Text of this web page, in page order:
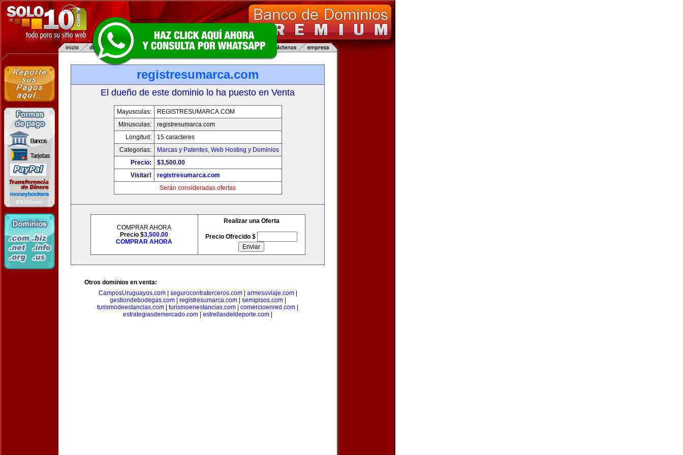
registresumarca.com
El dueño de este dominio lo ha puesto en Venta
Mayusculas:
REGISTRESUMARCA.COM
Minusculas:
registresumarca.com
Longitud:
15 caracteres
Categorias:
Marcas y Patentes, Web Hosting y Dominios
Precio:
$3,500.00
Visitar!
registresumarca.com
Serán consideradas ofertas
COMPRAR AHORA
Precio $3,500.00
COMPRAR AHORA
Realizar una Oferta
Precio Ofrecido $
Otros dominios en venta:
CamposUruguayos.com| segurocontraterceros.com| armesuviaje.com|
gestiondebodegas.com| registresumarca.com| semipisos.com|
turismodeestancias.com
turismoenestancias.com comercioenred.com
estrategiasdemercado.com
estrellasdeldeporte.com